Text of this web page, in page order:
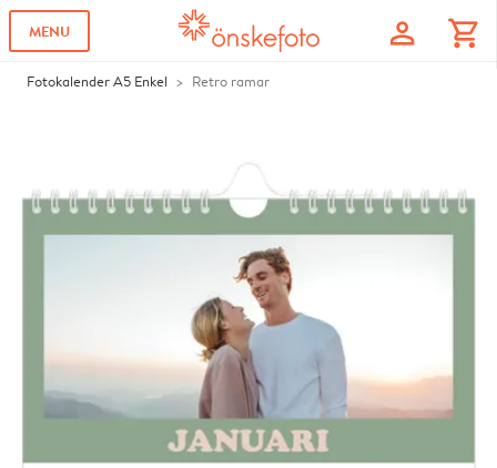
MENU profile shopping_cart
Fotokalender A5 Enkel Retro ramar